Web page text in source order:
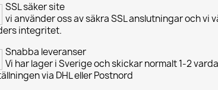
SSL säker site
vi använder oss av säkra SSL anslutningar och vi
integritet.
Snabba leveranser
Vi har lager i Sverige och skickar normalt 1-2
via DHL eller Postnord